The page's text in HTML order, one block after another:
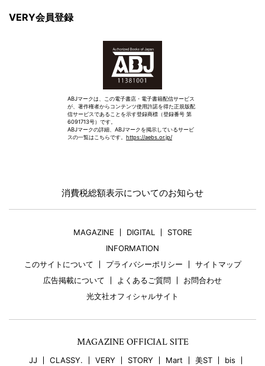
VERY会員登録
ABJマークは、この電子書店・電子書籍配信サービス
が、著作権者からコンテンツ使用許諾を得た正規版配
信サービスであることを示す登録商標（登録番号 第
6091713号）です。
ABJマークの詳細、ABJマークを掲示しているサービ
スの一覧はこちらです。 https://aebs.or.jp/
消費税総額表示についてのお知らせ
MAGAZINE DIGITAL
STORE
INFORMATION
このサイトについて
プライバシーポリシー
サイトマップ
広告掲載について
よくあるご質問
お問合わせ
光文社オフィシャルサイト
MAGAZINE OFFICIAL SITE
JJ CLASSY. VERY STORY Mart 美ST bis